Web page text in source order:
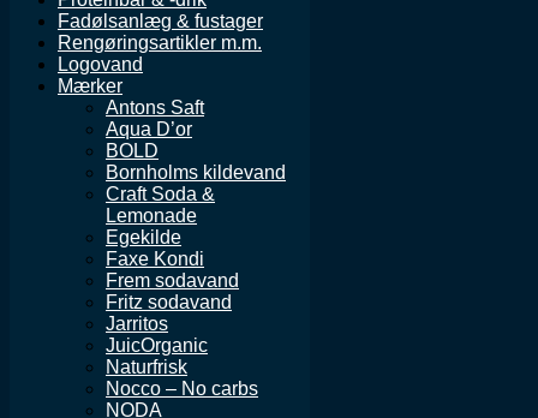
Fadølsanlæg & fustager
Rengøringsartikler m.m.
Logovand
Mærker
Antons Saft
Aqua D’or
BOLD
Bornholms kildevand
Craft Soda &
Lemonade
Egekilde
Faxe Kondi
Frem sodavand
Fritz sodavand
Jarritos
JuicOrganic
Naturfrisk
Nocco – No carbs
NODA